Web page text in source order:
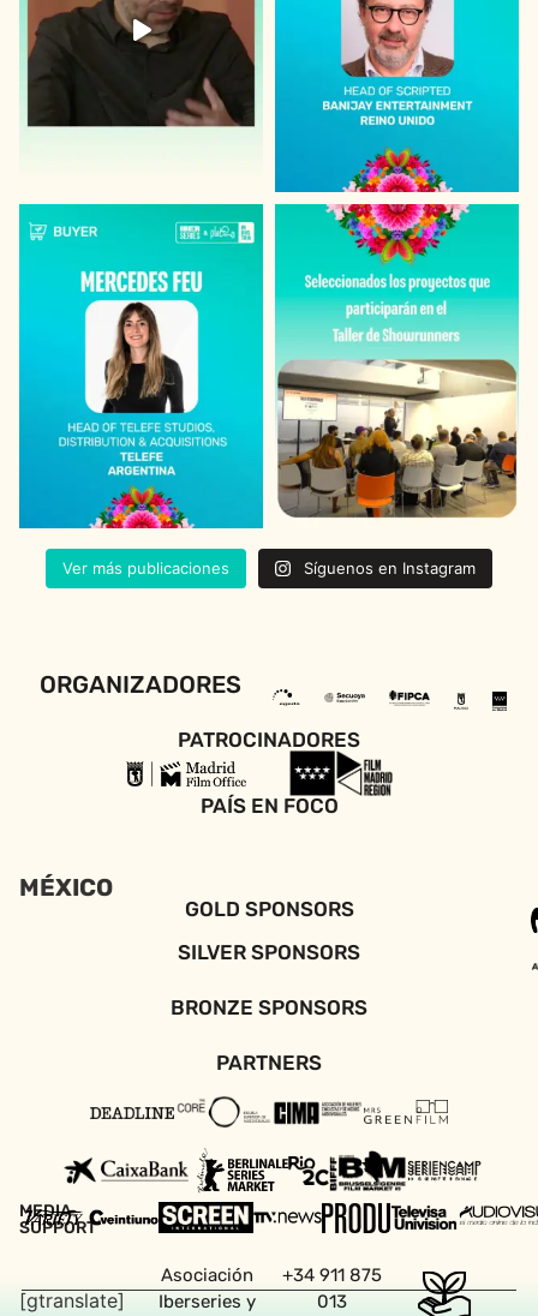
Ver más publicaciones Síguenos en Instagram
ORGANIZADORES
PATROCINADORES
PAÍS EN FOCO
MÉXICO
GOLD SPONSORS
SILVER SPONSORS
BRONZE SPONSORS
PARTNERS
MEDIA
SUPPORT
[gtranslate]
Asociación
Iberseries y
+34 911 875
013